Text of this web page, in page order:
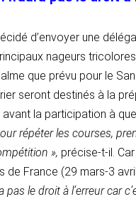
d’envoyer une
nageurs
que prévu pour le
seront destinés à la
la participation à
répéter les courses,
», précise-t-il.
de France (29 mars-3
pas le droit à l’erreur car